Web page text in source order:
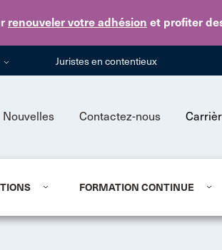
renouveler votre adhésion et profiter
Skip to
Juristes en contentieux
Nouvelles Contactez-nous
FORMATION CONTINUE